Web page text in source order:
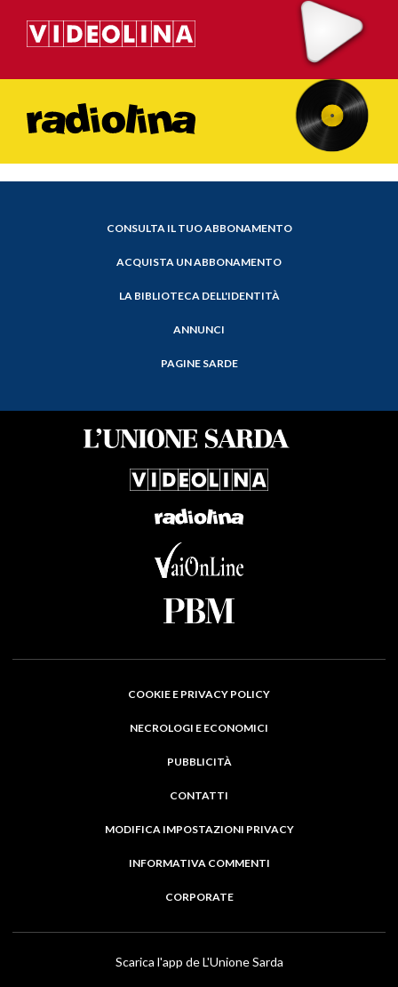
CONSULTA IL TUO ABBONAMENTO
ACQUISTA UN ABBONAMENTO
LA BIBLIOTECA DELL'IDENTITÀ
ANNUNCI
PAGINE SARDE
COOKIE E PRIVACY POLICY
NECROLOGI E ECONOMICI
PUBBLICITÀ
CONTATTI
MODIFICA IMPOSTAZIONI PRIVACY
INFORMATIVA COMMENTI
CORPORATE
Scarica l'app de L'Unione Sarda